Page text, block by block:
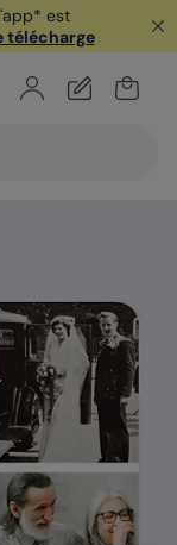
est
télécharge